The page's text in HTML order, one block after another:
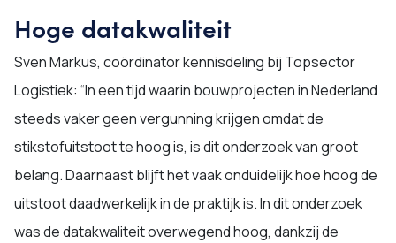
Hoge datakwaliteit
Sven Markus, coördinator kennisdeling bij Topsector
Logistiek: “In een tijd waarin bouwprojecten in Nederland
steeds vaker geen vergunning krijgen omdat de
stikstofuitstoot te hoog is, is dit onderzoek van groot
belang. Daarnaast blijft het vaak onduidelijk hoe hoog de
uitstoot daadwerkelijk in de praktijk is. In dit onderzoek
was de datakwaliteit overwegend hoog, dankzij de